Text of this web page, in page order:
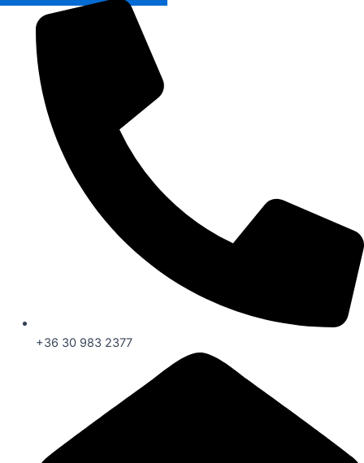
+36 30 983 2377